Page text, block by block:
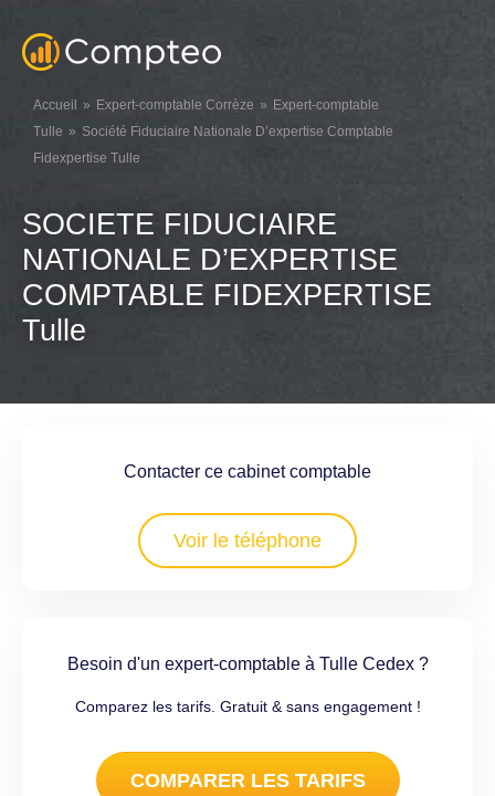
Accueil Expert-comptable Corrèze
Expert-comptable
Tulle
Société Fiduciaire Nationale D’expertise Comptable
Fidexpertise Tulle
SOCIETE FIDUCIAIRE
NATIONALE D’EXPERTISE
COMPTABLE FIDEXPERTISE
Tulle
Contacter ce cabinet comptable
Voir le téléphone
Besoin d'un expert-comptable à Tulle Cedex ?
Comparez les tarifs. Gratuit & sans engagement !
COMPARER LES TARIFS